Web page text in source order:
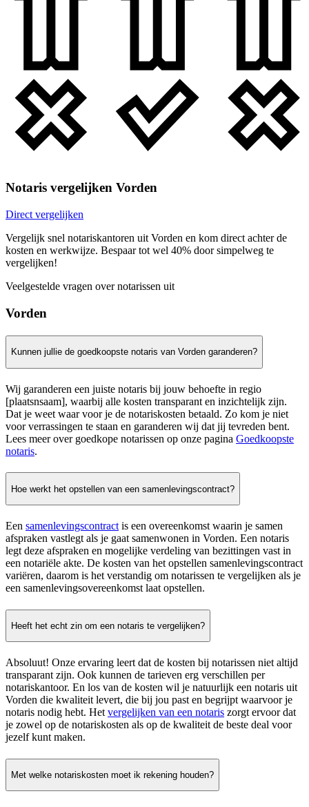
Notaris vergelijken Vorden
Direct vergelijken
Vergelijk snel notariskantoren uit Vorden en kom direct achter de
kosten en werkwijze. Bespaar tot wel 40% door simpelweg te
vergelijken!
Veelgestelde vragen over notarissen uit
Vorden
Kunnen jullie de goedkoopste notaris van Vorden garanderen?
Wij garanderen een juiste notaris bij jouw behoefte in regio
[plaatsnsaam], waarbij alle kosten transparant en inzichtelijk zijn.
Dat je weet waar voor je de notariskosten betaald. Zo kom je niet
voor verrassingen te staan en garanderen wij dat jij tevreden bent.
Lees meer over goedkope notarissen op onze pagina Goedkoopste
notaris.
Hoe werkt het opstellen van een samenlevingscontract?
Een samenlevingscontract is een overeenkomst waarin je samen
afspraken vastlegt als je gaat samenwonen in Vorden. Een notaris
legt deze afspraken en mogelijke verdeling van bezittingen vast in
een notariële akte. De kosten van het opstellen samenlevingscontract
variëren, daarom is het verstandig om notarissen te vergelijken als je
een samenlevingsovereenkomst laat opstellen.
Heeft het echt zin om een notaris te vergelijken?
Absoluut! Onze ervaring leert dat de kosten bij notarissen niet altijd
transparant zijn. Ook kunnen de tarieven erg verschillen per
notariskantoor. En los van de kosten wil je natuurlijk een notaris uit
Vorden die kwaliteit levert, die bij jou past en begrijpt waarvoor je
notaris nodig hebt. Hetvergelijken van een notaris zorgt ervoor dat
je zowel op de notariskosten als op de kwaliteit de beste deal voor
jezelf kunt maken.
Met welke notariskosten moet ik rekening houden?